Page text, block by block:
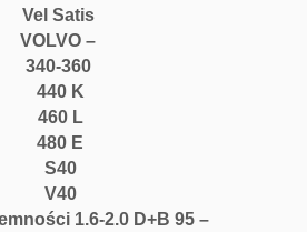
Vel Satis
VOLVO –
340-360
440 K
460 L
480 E
S40
V40
1.6-2.0 D+B 95 –